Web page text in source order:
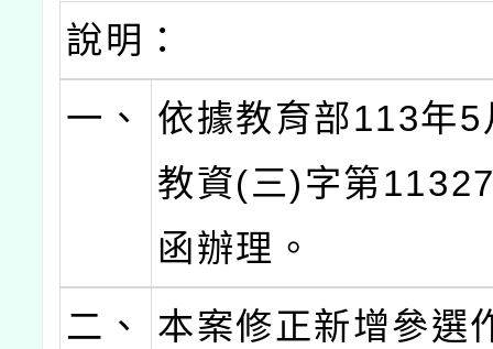
說明：
一、
依據教育部113年
教資(三)字第
函辦理。
二、
本案修正新增參選